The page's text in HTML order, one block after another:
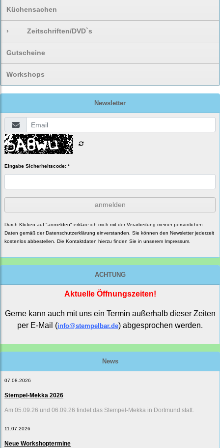
Küchensachen
› Zeitschriften/DVD`s
Gutscheine
Workshops
Newsletter
Eingabe Sicherheitscode: *
anmelden
Durch Klicken auf "anmelden" erkläre ich mich mit der Verarbeitung meiner persönlichen
Daten gemäß der Datenschutzerklärung einverstanden. Sie können den Newsletter jederzeit
kostenlos abbestellen. Die Kontaktdaten hierzu finden Sie in unserem Impressum.
ACHTUNG
Aktuelle Öffnungszeiten!
Gerne kann auch mit uns ein Termin außerhalb dieser Zeiten
per E-Mail (info@stempelbar.de) abgesprochen werden.
News
07.08.2026
Stempel-Mekka 2026
Am 05.09.26 und 06.09.26 findet das Stempel-Mekka in Dortmund statt.
11.07.2026
Neue Workshoptermine